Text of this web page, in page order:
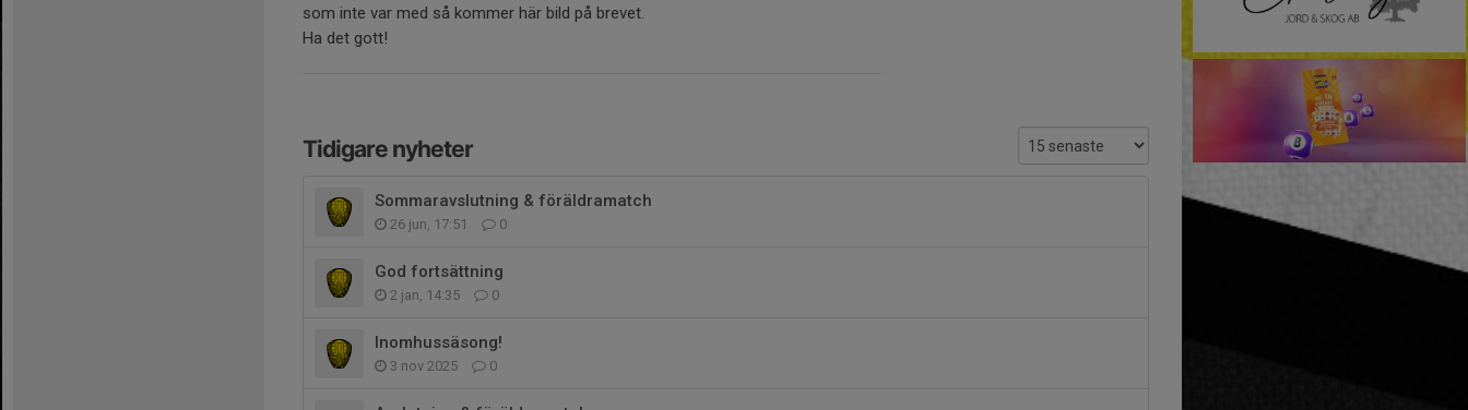
som inte var med så kommer här bild på brevet.
Ha det gott!
Tidigare nyheter
Sommaravslutning & föräldramatch
26 jun, 17:51 0
God fortsättning
2 jan, 14:35 0
Inomhussäsong!
3 nov 2025 0